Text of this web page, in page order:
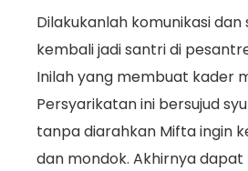
Dilakukanlah komunikasi
kembali jadi santri di
Inilah yang membuat kader
Persyarikatan ini bersujud
tanpa diarahkan Mifta ingin
dan mondok. Akhirnya dapat